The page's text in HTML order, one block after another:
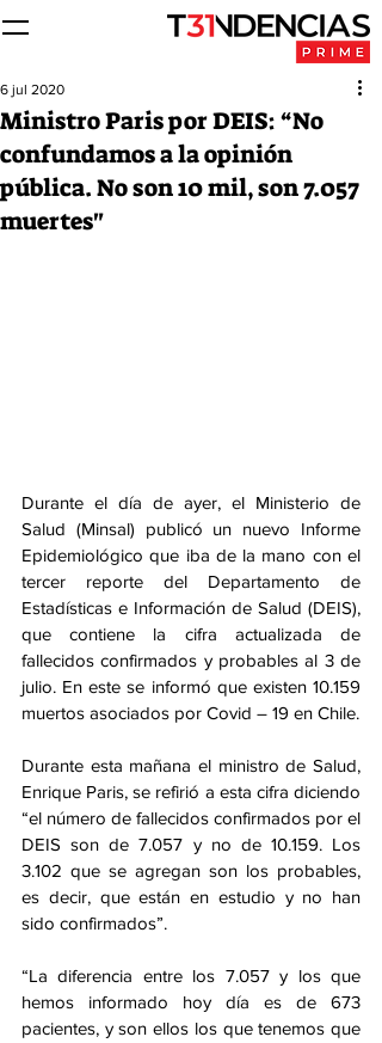
Ministro Paris por DEIS: “No
confundamos a la opinión
pública. No son 10 mil, son 7.057
muertes"
6 jul 2020
Durante el día de ayer, el Ministerio de
Salud (Minsal) publicó un nuevo Informe
Epidemiológico que iba de la mano con el
tercer reporte del Departamento de
Estadísticas e Información de Salud (DEIS),
que contiene la cifra actualizada de
fallecidos confirmados y probables al 3 de
julio. En este se informó que existen 10.159
Durante esta mañana el ministro de Salud,
Enrique Paris, se refirió a esta cifra diciendo
“el número de fallecidos confirmados por el
DEIS son de 7.057 y no de 10.159. Los
3.102 que se agregan son los probables,
es decir, que están en estudio y no han
sido confirmados”.
“La diferencia entre los 7.057 y los que
hemos informado hoy día es de 673
pacientes, y son ellos los que tenemos que